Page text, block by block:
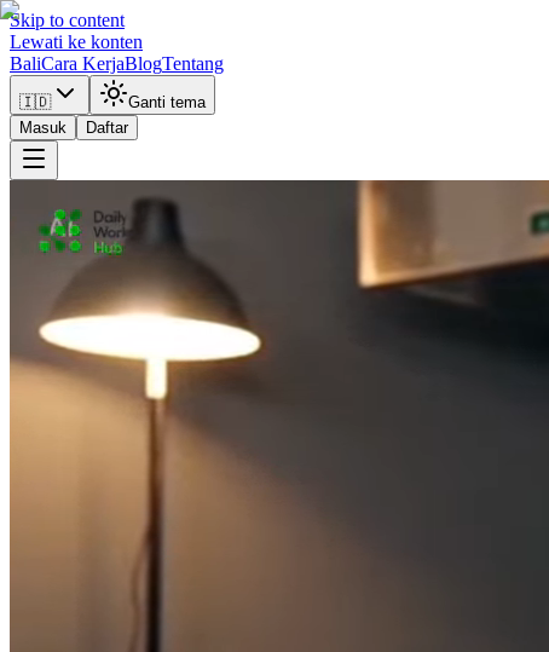
Skip to content
Lewati ke konten
BaliCara KerjaBlogTentang
🇮🇩
Ganti tema
Masuk
Daftar